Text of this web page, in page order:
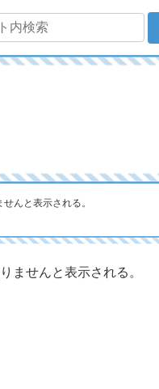
んと表示される。
ませんと表示される。